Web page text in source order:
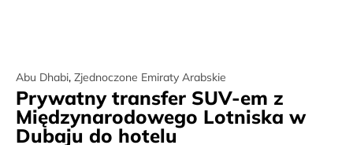
Abu Dhabi, Zjednoczone Emiraty Arabskie
Prywatny transfer SUV-em z
Międzynarodowego Lotniska w
Dubaju do hotelu